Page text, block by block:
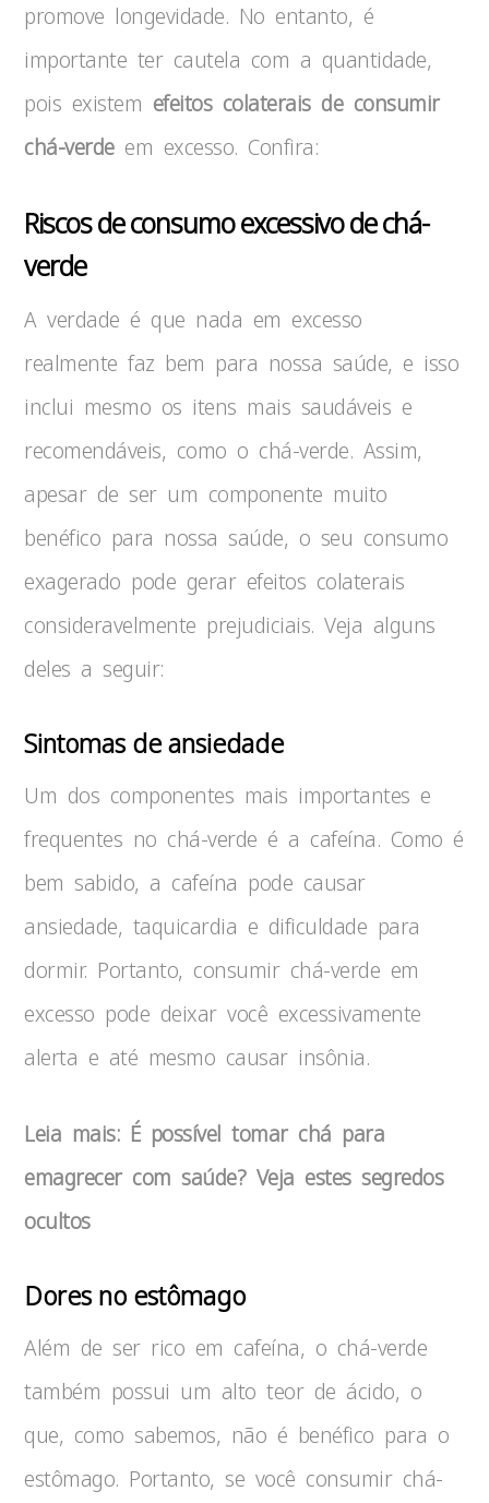
promove longevidade. No entanto, é
importante ter cautela com a quantidade,
pois existem efeitos colaterais de consumir
chá-verde em excesso. Confira:
Riscos de consumo excessivo de chá-
verde
A verdade é que nada em excesso
realmente faz bem para nossa saúde, e isso
inclui mesmo os itens mais saudáveis e
recomendáveis, como o chá-verde. Assim,
apesar de ser um componente muito
benéfico para nossa saúde, o seu consumo
exagerado pode gerar efeitos colaterais
consideravelmente prejudiciais. Veja alguns
deles a seguir:
Sintomas de ansiedade
Um dos componentes mais importantes e
frequentes no chá-verde é a cafeína. Como é
bem sabido, a cafeína pode causar
ansiedade, taquicardia e dificuldade para
dormir. Portanto, consumir chá-verde em
excesso pode deixar você excessivamente
alerta e até mesmo causar insônia.
Leia mais: É possível tomar chá para
emagrecer com saúde? Veja estes segredos
ocultos
Dores no estômago
Além de ser rico em cafeína, o chá-verde
também possui um alto teor de ácido, o
que, como sabemos, não é benéfico para o
estômago. Portanto, se você consumir chá-